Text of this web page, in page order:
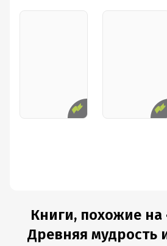
Книги, похожие
Древняя мудрость